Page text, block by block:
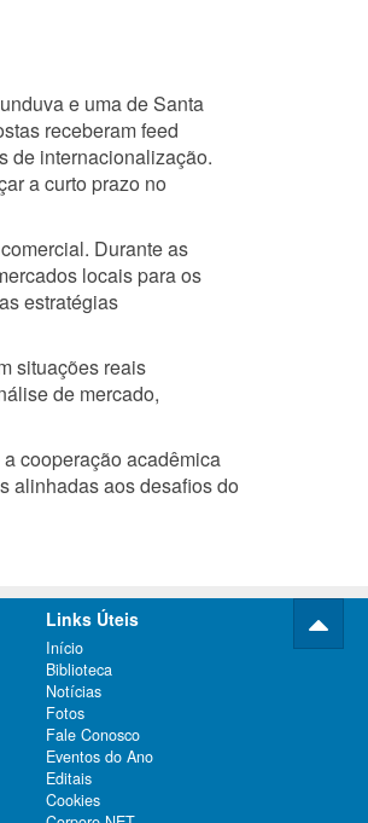
e uma de Santa
receberam feed
de internacionalização.
a curto prazo no
Durante as
locais para os
estratégias
situações reais
de mercado,
cooperação acadêmica
alinhadas aos desafios do
Links Úteis
Início
Biblioteca
Notícias
Fotos
Fale Conosco
Eventos do Ano
Editais
Cookies